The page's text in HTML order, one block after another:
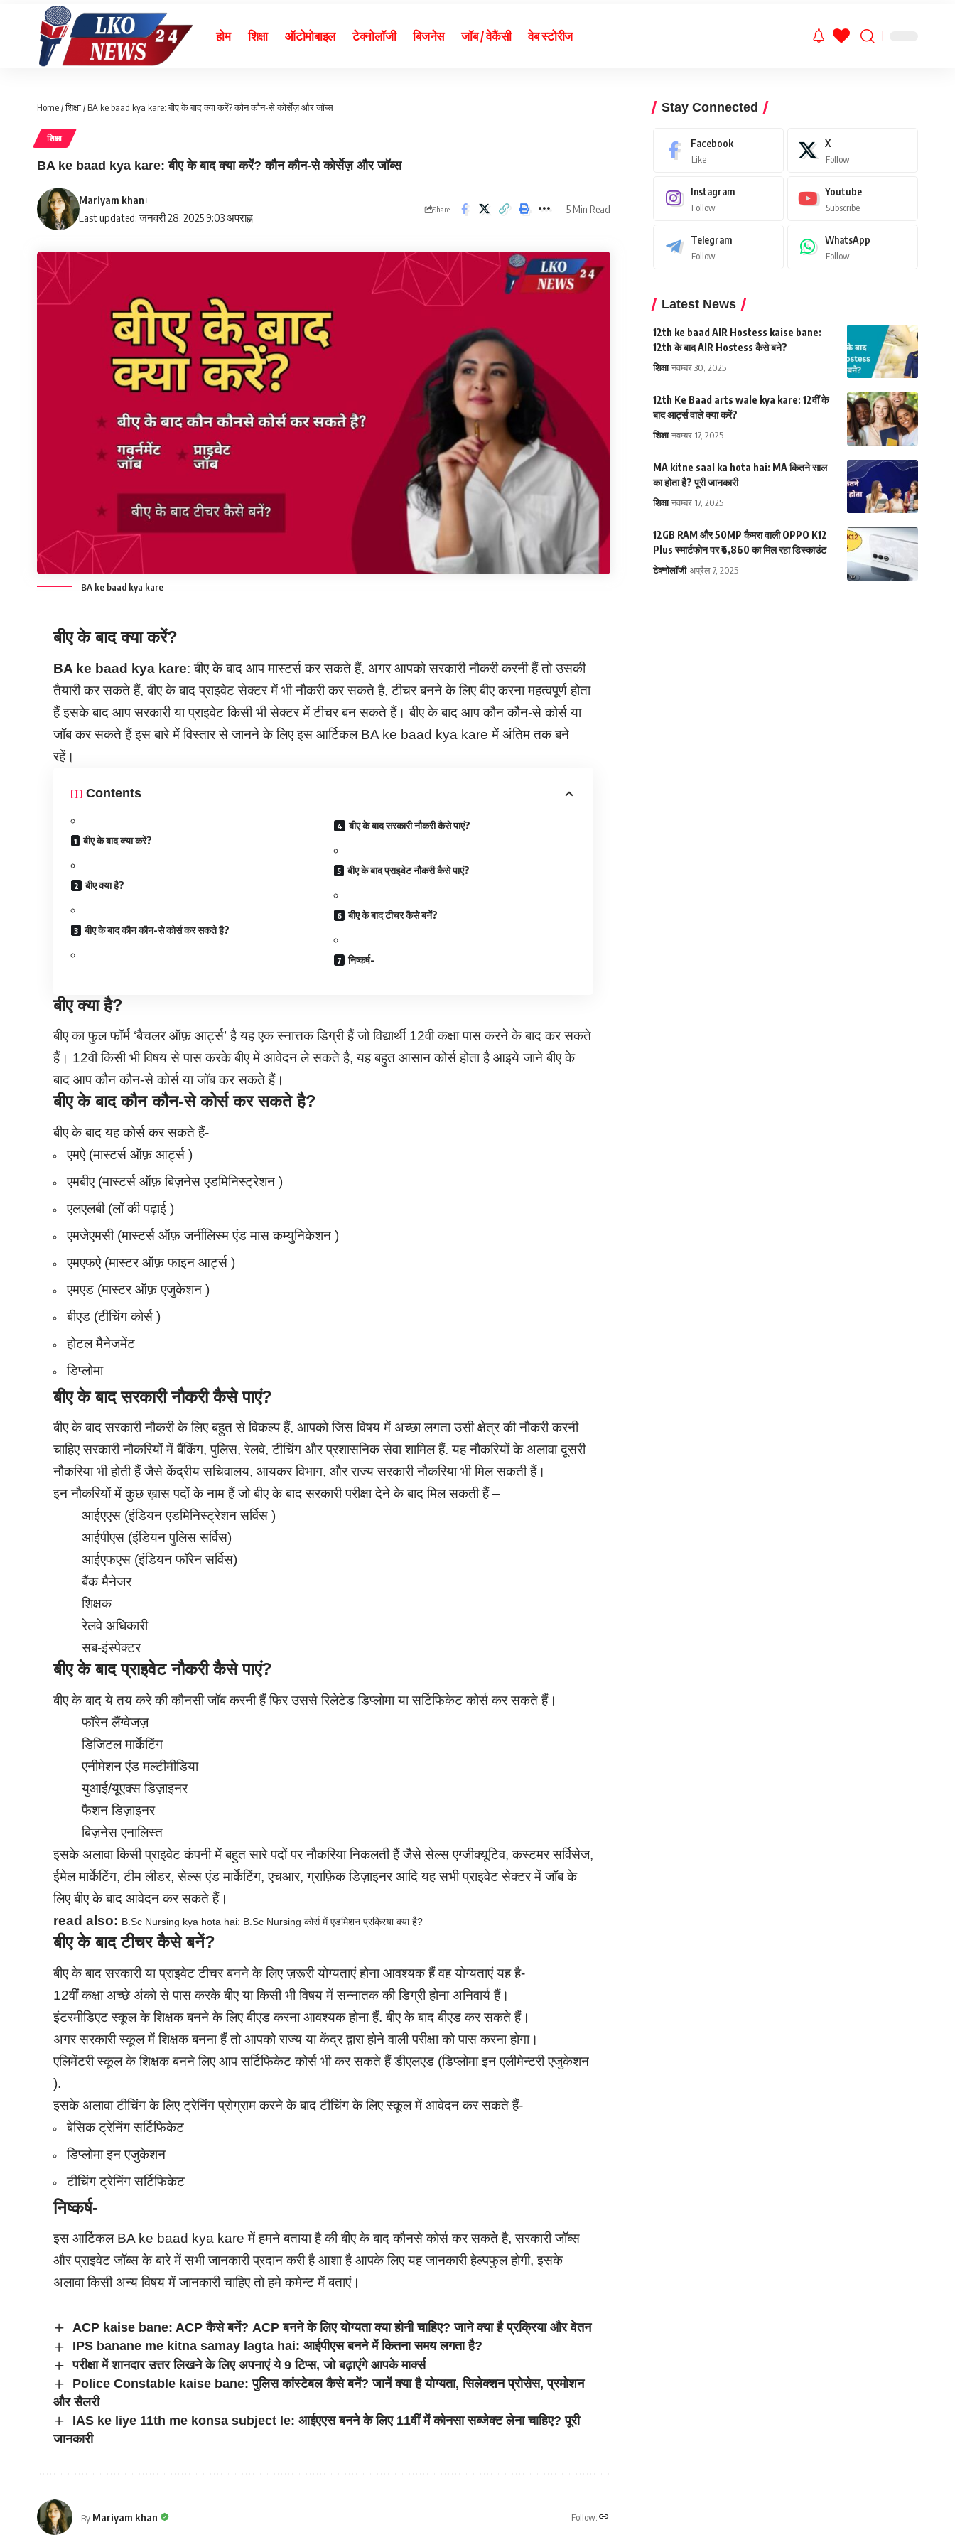
होम शिक्षा ऑटोमोबाइल टेक्नोलॉजी बिजनेस जॉब / वेकैंसी वेब स्टोरीज
Home/शिक्षा/BA ke baad kya kare: बीए के बाद क्या करें? कौन कौन-से कोर्सेज़ और जॉब्स
शिक्षा
BA ke baad kya kare: बीए के बाद क्या करें? कौन कौन-से कोर्सेज़ और जॉब्स
Last updated: जनवरी 28, 2025 9:03 अपराह्न
Mariyam khan
Share 5 Min Read
BA ke baad kya kare
बीए के बाद क्या करें?
BA ke baad kya kare: बीए के बाद आप मास्टर्स कर सकते हैं, अगर आपको सरकारी नौकरी करनी हैं तो उसकी
तैयारी कर सकते हैं, बीए के बाद प्राइवेट सेक्टर में भी नौकरी कर सकते है, टीचर बनने के लिए बीए करना महत्वपूर्ण होता
हैं इसके बाद आप सरकारी या प्राइवेट किसी भी सेक्टर में टीचर बन सकते हैं। बीए के बाद आप कौन कौन-से कोर्स या
जॉब कर सकते हैं इस बारे में विस्तार से जानने के लिए इस आर्टिकल BA ke baad kya kare में अंतिम तक बने
रहें।
Contents
बीए के बाद क्या करें?
बीए क्या है?
बीए के बाद कौन कौन-से कोर्स कर सकते है?
बीए के बाद सरकारी नौकरी कैसे पाएं?
बीए के बाद प्राइवेट नौकरी कैसे पाएं?
बीए के बाद टीचर कैसे बनें?
निष्कर्ष-
बीए क्या है?
बीए का फुल फॉर्म ‘बैचलर ऑफ़ आर्ट्स’ है यह एक स्नात्तक डिग्री हैं जो विद्यार्थी 12वी कक्षा पास करने के बाद कर सकते
हैं। 12वी किसी भी विषय से पास करके बीए में आवेदन ले सकते है, यह बहुत आसान कोर्स होता है आइये जाने बीए के
बाद आप कौन कौन-से कोर्स या जॉब कर सकते हैं।
बीए के बाद कौन कौन-से कोर्स कर सकते है?
बीए के बाद यह कोर्स कर सकते हैं-
एमऐ (मास्टर्स ऑफ़ आर्ट्स )
एमबीए (मास्टर्स ऑफ़ बिज़नेस एडमिनिस्ट्रेशन )
एलएलबी (लॉ की पढ़ाई )
एमजेएमसी (मास्टर्स ऑफ़ जर्नीलिस्म एंड मास कम्युनिकेशन )
एमएफऐ (मास्टर ऑफ़ फाइन आर्ट्स )
एमएड (मास्टर ऑफ़ एजुकेशन )
बीएड (टीचिंग कोर्स )
होटल मैनेजमेंट
डिप्लोमा
बीए के बाद सरकारी नौकरी कैसे पाएं?
बीए के बाद सरकारी नौकरी के लिए बहुत से विकल्प हैं, आपको जिस विषय में अच्छा लगता उसी क्षेत्र की नौकरी करनी
चाहिए सरकारी नौकरियों में बैंकिंग, पुलिस, रेलवे, टीचिंग और प्रशासनिक सेवा शामिल हैं. यह नौकरियों के अलावा दूसरी
नौकरिया भी होती हैं जैसे केंद्रीय सचिवालय, आयकर विभाग, और राज्य सरकारी नौकरिया भी मिल सकती हैं।
इन नौकरियों में कुछ ख़ास पदों के नाम हैं जो बीए के बाद सरकारी परीक्षा देने के बाद मिल सकती हैं –
आईएएस (इंडियन एडमिनिस्ट्रेशन सर्विस )
आईपीएस (इंडियन पुलिस सर्विस)
आईएफएस (इंडियन फॉरेन सर्विस)
बैंक मैनेजर
शिक्षक
रेलवे अधिकारी
सब-इंस्पेक्टर
बीए के बाद प्राइवेट नौकरी कैसे पाएं?
बीए के बाद ये तय करे की कौनसी जॉब करनी हैं फिर उससे रिलेटेड डिप्लोमा या सर्टिफिकेट कोर्स कर सकते हैं।
फॉरेन लैंग्वेजज़
डिजिटल मार्केटिंग
एनीमेशन एंड मल्टीमीडिया
युआई/यूएक्स डिज़ाइनर
फैशन डिज़ाइनर
बिज़नेस एनालिस्त
इसके अलावा किसी प्राइवेट कंपनी में बहुत सारे पदों पर नौकरिया निकलती हैं जैसे सेल्स एग्जीक्यूटिव, कस्टमर सर्विसेज,
ईमेल मार्केटिंग, टीम लीडर, सेल्स एंड मार्केटिंग, एचआर, ग्राफ़िक डिज़ाइनर आदि यह सभी प्राइवेट सेक्टर में जॉब के
लिए बीए के बाद आवेदन कर सकते हैं।
read also: B.Sc Nursing kya hota hai: B.Sc Nursing कोर्स में एडमिशन प्रक्रिया क्या है?
बीए के बाद टीचर कैसे बनें?
बीए के बाद सरकारी या प्राइवेट टीचर बनने के लिए ज़रूरी योग्यताएं होना आवश्यक हैं वह योग्यताएं यह है-
12वीं कक्षा अच्छे अंको से पास करके बीए या किसी भी विषय में सन्नातक की डिग्री होना अनिवार्य हैं।
इंटरमीडिएट स्कूल के शिक्षक बनने के लिए बीएड करना आवश्यक होना हैं. बीए के बाद बीएड कर सकते हैं।
अगर सरकारी स्कूल में शिक्षक बनना हैं तो आपको राज्य या केंद्र द्वारा होने वाली परीक्षा को पास करना होगा।
एलिमेंटरी स्कूल के शिक्षक बनने लिए आप सर्टिफिकेट कोर्स भी कर सकते हैं डीएलएड (डिप्लोमा इन एलीमेन्टरी एजुकेशन
).
इसके अलावा टीचिंग के लिए ट्रेनिंग प्रोग्राम करने के बाद टीचिंग के लिए स्कूल में आवेदन कर सकते हैं-
बेसिक ट्रेनिंग सर्टिफिकेट
डिप्लोमा इन एजुकेशन
टीचिंग ट्रेनिंग सर्टिफिकेट
निष्कर्ष-
इस आर्टिकल BA ke baad kya kare में हमने बताया है की बीए के बाद कौनसे कोर्स कर सकते है, सरकारी जॉब्स
और प्राइवेट जॉब्स के बारे में सभी जानकारी प्रदान करी है आशा है आपके लिए यह जानकारी हेल्पफुल होगी, इसके
अलावा किसी अन्य विषय में जानकारी चाहिए तो हमे कमेन्ट में बताएं।
ACP kaise bane: ACP कैसे बनें? ACP बनने के लिए योग्यता क्या होनी चाहिए? जाने क्या है प्रक्रिया और वेतन
IPS banane me kitna samay lagta hai: आईपीएस बनने में कितना समय लगता है?
परीक्षा में शानदार उत्तर लिखने के लिए अपनाएं ये 9 टिप्स, जो बढ़ाएंगे आपके मार्क्स
Police Constable kaise bane: पुलिस कांस्टेबल कैसे बनें? जानें क्या है योग्यता, सिलेक्शन प्रोसेस, प्रमोशन
और सैलरी
IAS ke liye 11th me konsa subject le: आईएएस बनने के लिए 11वीं में कोनसा सब्जेक्ट लेना चाहिए? पूरी
जानकारी
By Mariyam khan Follow:
Stay Connected
Facebook
Like
X
Follow
Instagram
Follow
Youtube
Subscribe
Telegram
Follow
WhatsApp
Follow
Latest News
12th ke baad AIR Hostess kaise bane:
12th के बाद AIR Hostess कैसे बने?
शिक्षा नवम्बर 30, 2025
12th Ke Baad arts wale kya kare: 12वीं के
बाद आर्ट्स वाले क्या करें?
शिक्षा नवम्बर 17, 2025
MA kitne saal ka hota hai: MA कितने साल
का होता है? पूरी जानकारी
शिक्षा नवम्बर 17, 2025
12GB RAM और 50MP कैमरा वाली OPPO K12
Plus स्मार्टफोन पर ₹6,860 का मिल रहा डिस्काउंट
टेक्नोलॉजी अप्रैल 7, 2025